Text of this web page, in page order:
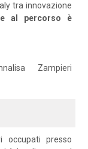
tra innovazione
al percorso è
Zampieri
occupati presso